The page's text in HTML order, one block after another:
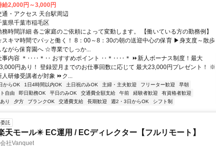
給2,000円～3,000円
通・アクセス 天台駅周辺
葉県千葉市稲毛区
務時間詳細 各ご家庭のご依頼によって変動します。 【働いている方の勤務例】
キマ時間でパッと働く！ 8：00～8：30の朝の送迎中心の保育 ▶身支度～散歩
ながら保育園へ ☆専業でしっか...
事内容 ＊‥‥＊‥ おすすめポイント ‥＊‥‥＊ ⏩新人ボーナス制度！最大
円あり！ 登録翌月までのお仕事回数に応じて 最大23,000円プレゼント！ ※
人研修受講者が対象 ⏩ク...
からOK 1日4時間以内OK 土日祝のみOK 主婦・主夫歓迎 フリーター歓迎
早朝
自由
即日勤務OK 平日のみOK 交通費全額支給 午前 経験者歓迎
有資格者歓迎
り
夕方 ブランクOK 交通費支給 長期歓迎 週2・3日からOK シフト制
託
天モール✴️ EC運用 / ECディレクター【フルリモート】
社Vanquet